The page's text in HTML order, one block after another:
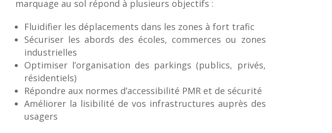
marquage au sol répond à plusieurs objectifs :
Fluidifier les déplacements dans les zones à fort trafic
Sécuriser les abords des écoles, commerces ou zones
industrielles
Optimiser l’organisation des parkings (publics, privés,
résidentiels)
Répondre aux normes d’accessibilité PMR et de sécurité
Améliorer la lisibilité de vos infrastructures auprès des
usagers